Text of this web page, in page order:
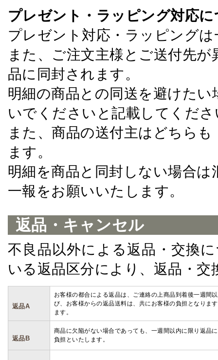
プレゼント・ラッピング対応
プレゼント対応・ラッピング
また、ご注文主様とご送付先
品に同封されます。
明細の商品との同送を避けた
いでくださいと記載してくださ
また、商品の送付主はどちら
ます。
明細を商品と同封しない場合
一報をお願いいたします。
返品・キャンセル
不良品以外による返品・交換
いる返品区分により、返品・
返品A
お客様の都合による返品は、ご連絡の上商品到着後一週間
び、お客様からの返品送料は、共にお客様の負担となりま
ます。
返品B
商品に欠陥がない場合であっても、一週間以内に限り返品
負担といたします。